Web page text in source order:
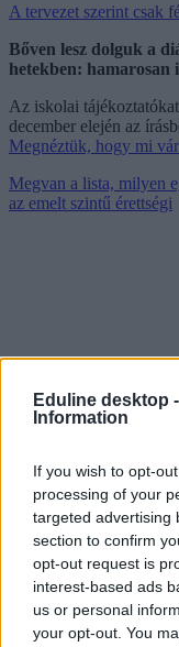
Eduline desktop -
Information
If you wish to opt-
processing of your
targeted advertising
section to confirm
opt-out request is
interest-based ads
us or personal
your opt-out. You
A tervezet szerint csak
Bőven lesz dolguk a
hetekben: hamarosan
Az iskolai
december elején az
Megnéztük, hogy mi
Megvan a lista, milyen
az emelt szintű érettségi